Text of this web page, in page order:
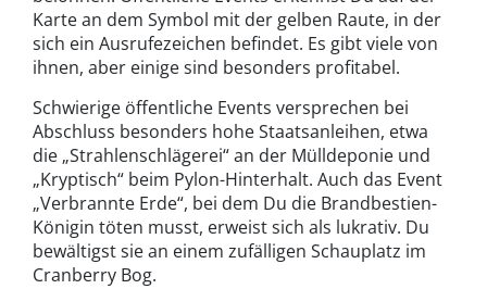
Karte an dem Symbol mit der gelben Raute, in der
sich ein Ausrufezeichen befindet. Es gibt viele von
ihnen, aber einige sind besonders profitabel.
Schwierige öffentliche Events versprechen bei
Abschluss besonders hohe Staatsanleihen, etwa
die „Strahlenschlägerei“ an der Mülldeponie und
„Kryptisch“ beim Pylon-Hinterhalt. Auch das Event
„Verbrannte Erde“, bei dem Du die Brandbestien-
Königin töten musst, erweist sich als lukrativ. Du
bewältigst sie an einem zufälligen Schauplatz im
Cranberry Bog.